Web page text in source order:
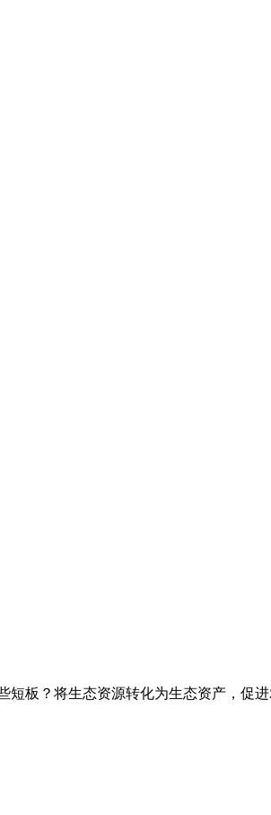
板？将生态资源转化为生态资产，促